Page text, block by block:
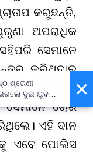
କରୁଛନ୍ତି,
ଅପରାଧିକ
ସେମାନେ
କରିଥିବାର
ନାହିଁ।
ଚୋରି
ଏହି ଦାନ
ଏବେ ପୋଲିସ
×
ଶ୍ରେଣୀ
ଦୁଇ ଯୁବକ,